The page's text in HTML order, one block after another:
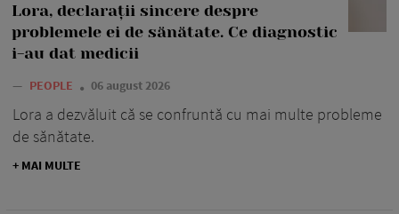
Lora, declarații sincere despre
problemele ei de sănătate. Ce diagnostic
i-au dat medicii
— PEOPLE 06 august 2026
Lora a dezvăluit că se confruntă cu mai multe probleme
de sănătate.
+ MAI MULTE